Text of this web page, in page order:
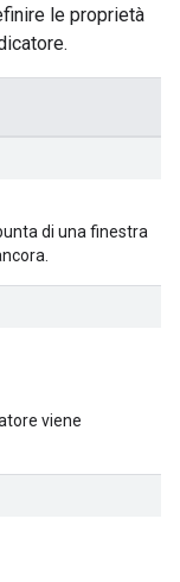
le proprietà
di una finestra
viene